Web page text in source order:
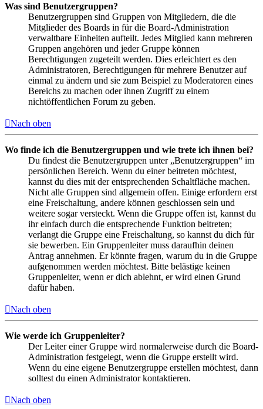
Was sind Benutzergruppen?
Benutzergruppen sind Gruppen von Mitgliedern, die die
Mitglieder des Boards in für die Board-Administration
verwaltbare Einheiten aufteilt. Jedes Mitglied kann mehreren
Gruppen angehören und jeder Gruppe können
Berechtigungen zugeteilt werden. Dies erleichtert es den
Administratoren, Berechtigungen für mehrere Benutzer auf
einmal zu ändern und sie zum Beispiel zu Moderatoren eines
Bereichs zu machen oder ihnen Zugriff zu einem
nichtöffentlichen Forum zu geben.
Nach oben
Wo finde ich die Benutzergruppen und wie trete ich ihnen bei?
Du findest die Benutzergruppen unter „Benutzergruppen“ im
persönlichen Bereich. Wenn du einer beitreten möchtest,
kannst du dies mit der entsprechenden Schaltfläche machen.
Nicht alle Gruppen sind allgemein offen. Einige erfordern erst
eine Freischaltung, andere können geschlossen sein und
weitere sogar versteckt. Wenn die Gruppe offen ist, kannst du
ihr einfach durch die entsprechende Funktion beitreten;
verlangt die Gruppe eine Freischaltung, so kannst du dich für
sie bewerben. Ein Gruppenleiter muss daraufhin deinen
Antrag annehmen. Er könnte fragen, warum du in die Gruppe
aufgenommen werden möchtest. Bitte belästige keinen
Gruppenleiter, wenn er dich ablehnt, er wird einen Grund
dafür haben.
Nach oben
Wie werde ich Gruppenleiter?
Der Leiter einer Gruppe wird normalerweise durch die Board-
Administration festgelegt, wenn die Gruppe erstellt wird.
Wenn du eine eigene Benutzergruppe erstellen möchtest, dann
solltest du einen Administrator kontaktieren.
Nach oben